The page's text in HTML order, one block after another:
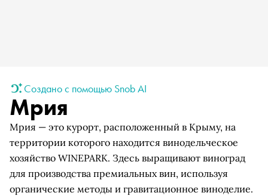
Создано с помощью Snob AI
Мрия
Мрия — это курорт, расположенный в Крыму, на
территории которого находится винодельческое
хозяйство WINEPARK. Здесь выращивают виноград
для производства премиальных вин, используя
органические методы и гравитационное виноделие.